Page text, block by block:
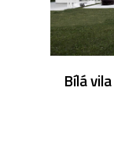
Bílá